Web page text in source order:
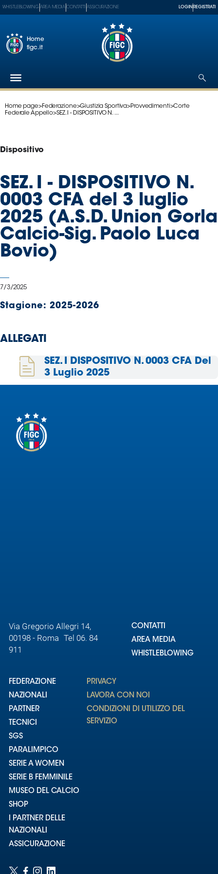
Federazione
Tecnici
Paralimpico
Serie
A
Women
Serie
B
Femminile
Calcio
delle
Assicurazione
Whistleblowing
WHISTLEBLOWING AREA MEDIA CONTATTI ASSICURAZIONE LOGIN REGISTRATI
Home
figc.it
Home page>Federazione>Giustizia Sportiva>Provvedimenti>Corte
Federale Appello>SEZ. I - DISPOSITIVO N. ...
Dispositivo
SEZ. I - DISPOSITIVO N.
0003 CFA del 3 luglio
2025 (A.S.D. Union Gorla
Calcio-Sig. Paolo Luca
Bovio)
7/3/2025
Stagione: 2025-2026
ALLEGATI
SEZ. I DISPOSITIVO N. 0003 CFA Del
3 Luglio 2025
Via Gregorio Allegri 14,
00198 - Roma Tel 06. 84
911
CONTATTI
AREA MEDIA
WHISTLEBLOWING
FEDERAZIONE
NAZIONALI
PARTNER
TECNICI
SGS
PARALIMPICO
SERIE A WOMEN
SERIE B FEMMINILE
MUSEO DEL CALCIO
SHOP
I PARTNER DELLE
NAZIONALI
ASSICURAZIONE
PRIVACY
LAVORA CON NOI
CONDIZIONI DI UTILIZZO DEL
SERVIZIO